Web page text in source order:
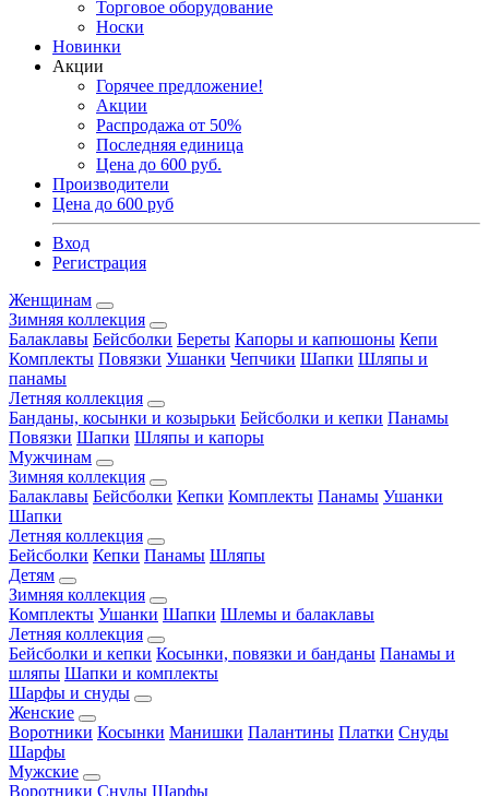
Торговое оборудование
Носки
Новинки
Акции
Горячее предложение!
Акции
Распродажа от 50%
Последняя единица
Цена до 600 руб.
Производители
Цена до 600 руб
Вход
Регистрация
Женщинам
Зимняя коллекция
Балаклавы Бейсболки Береты Капоры и капюшоны Кепи
Комплекты Повязки Ушанки Чепчики Шапки Шляпы и
панамы
Летняя коллекция
Банданы, косынки и козырьки Бейсболки и кепки Панамы
Повязки Шапки Шляпы и капоры
Мужчинам
Зимняя коллекция
Балаклавы Бейсболки Кепки Комплекты Панамы Ушанки
Шапки
Летняя коллекция
Бейсболки Кепки Панамы Шляпы
Детям
Зимняя коллекция
Комплекты Ушанки Шапки Шлемы и балаклавы
Летняя коллекция
Бейсболки и кепки Косынки, повязки и банданы Панамы и
шляпы Шапки и комплекты
Шарфы и снуды
Женские
Воротники Косынки Манишки Палантины Платки Снуды
Шарфы
Мужские
Воротники Снуды Шарфы